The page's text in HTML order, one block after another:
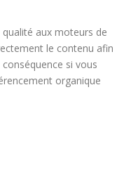
aux moteurs de
le contenu afin
si vous
organique